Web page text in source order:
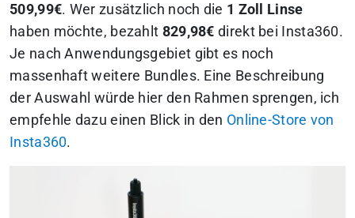
509,99€. Wer zusätzlich noch die 1 Zoll Linse
haben möchte, bezahlt 829,98€ direkt bei Insta360.
Je nach Anwendungsgebiet gibt es noch
massenhaft weitere Bundles. Eine Beschreibung
der Auswahl würde hier den Rahmen sprengen, ich
empfehle dazu einen Blick in den Online-Store von
Insta360.